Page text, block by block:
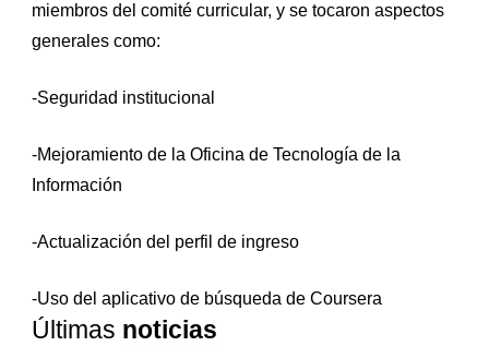
miembros del comité curricular, y se tocaron aspectos
generales como:
-Seguridad institucional
-Mejoramiento de la Oficina de Tecnología de la
Información
-Actualización del perfil de ingreso
-Uso del aplicativo de búsqueda de Coursera
Últimas noticias